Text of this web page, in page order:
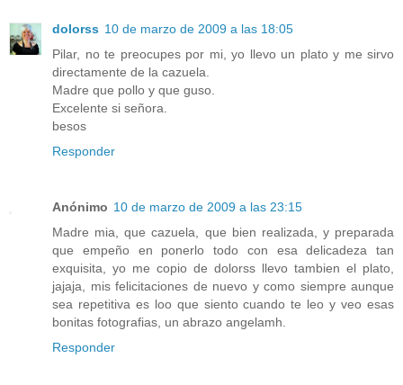
dolorss 10 de marzo de 2009 a las 18:05
Pilar, no te preocupes por mi, yo llevo un plato y me sirvo
directamente de la cazuela.
Madre que pollo y que guso.
Excelente si señora.
besos
Responder
Anónimo 10 de marzo de 2009 a las 23:15
Madre mia, que cazuela, que bien realizada, y preparada
que empeño en ponerlo todo con esa delicadeza tan
exquisita, yo me copio de dolorss llevo tambien el plato,
jajaja, mis felicitaciones de nuevo y como siempre aunque
sea repetitiva es loo que siento cuando te leo y veo esas
bonitas fotografias, un abrazo angelamh.
Responder